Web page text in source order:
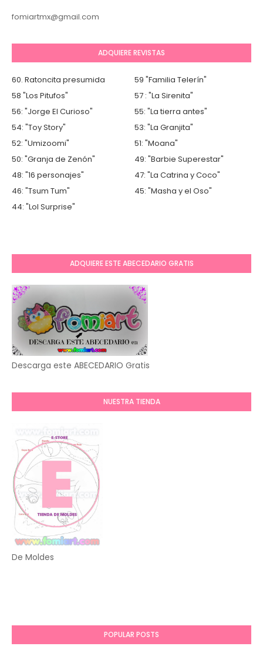
fomiartmx@gmail.com
ADQUIERE REVISTAS
60. Ratoncita presumida
59 "Familia Telerín"
58 "Los Pitufos"
57 : "La Sirenita"
56: "Jorge El Curioso"
55: "La tierra antes"
54: "Toy Story"
53: "La Granjita"
52: "Umizoomi"
51: "Moana"
50: "Granja de Zenón"
49: "Barbie Superestar"
48: "16 personajes"
47: "La Catrina y Coco"
46: "Tsum Tum"
45: "Masha y el Oso"
44: "Lol Surprise"
ADQUIERE ESTE ABECEDARIO GRATIS
Descarga este ABECEDARIO Gratis
NUESTRA TIENDA
De Moldes
POPULAR POSTS